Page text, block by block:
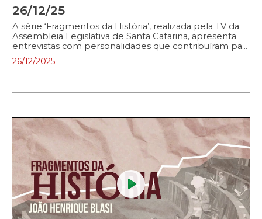
26/12/25
A série ‘Fragmentos da História’, realizada pela TV da
Assembleia Legislativa de Santa Catarina, apresenta
entrevistas com personalidades que contribuíram para
o desenvolvimento do Estado. No programa, políticos
e outras figuras públicas relembram a trajetória
ex-ministro do Superior Tribunal de Justiça Jorge
26/12/2025
Play